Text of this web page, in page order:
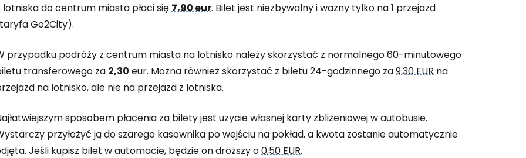
lotniska do centrum miasta płaci się7,90 eur. Bilet jest niezbywalny i ważny tylko na 1 przejazd
Go2City).
przypadku podróży z centrum miasta na lotnisko należy skorzystać z normalnego 60-minutowego
transferowego za 2,30 eur. Można również skorzystać z biletu 24-godzinnego za9,30 EUR na
na lotnisko, ale nie na przejazd z lotniska.
sposobem płacenia za bilety jest użycie własnej karty zbliżeniowej w autobusie.
przyłożyć ją do szarego kasownika po wejściu na pokład, a kwota zostanie automatycznie
Jeśli kupisz bilet w automacie, będzie on droższy o0,50 EUR.